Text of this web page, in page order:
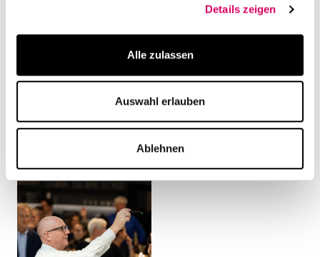
Details zeigen
Alle zulassen
Auswahl erlauben
Ablehnen
CSMM Summer Event at
Events
1000 Satellites @CSMM